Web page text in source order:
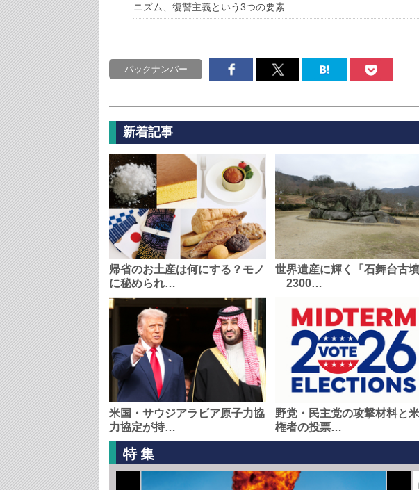
ニズム、復讐主義という3つの要素
バックナンバー
新着記事
帰省のお土産は何にする？モノ
に秘められ…
世界遺産に輝く「石舞台古墳
2300…
米国・サウジアラビア原子力協
力協定が持…
野党・民主党の攻撃材料と
権者の投票…
特集